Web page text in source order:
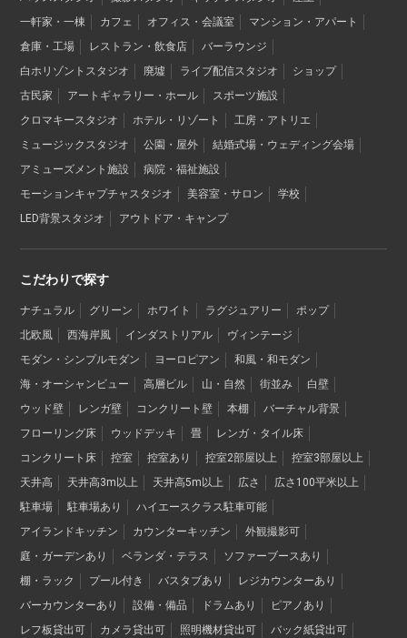
一軒家・一棟
カフェ オフィス・会議室
マンション・アパート
倉庫・工場
レストラン・飲食店
バーラウンジ
白ホリゾントスタジオ
廃墟 ライブ配信スタジオ
ショップ
古民家
アートギャラリー・ホール
スポーツ施設
クロマキースタジオ
ホテル・リゾート
工房・アトリエ
ミュージックスタジオ
公園・屋外
結婚式場・ウェディング会場
アミューズメント施設
病院・福祉施設
モーションキャプチャスタジオ
美容室・サロン
学校
LED背景スタジオ
アウトドア・キャンプ
こだわりで探す
ナチュラル グリーン ホワイト ラグジュアリー
ポップ
北欧風
西海岸風 インダストリアル
ヴィンテージ
モダン・シンプルモダン
ヨーロピアン
和風・和モダン
海・オーシャンビュー
高層ビル 山・自然 街並み
白壁
ウッド壁
レンガ壁 コンクリート壁 本棚
バーチャル背景
フローリング床
ウッドデッキ 畳
レンガ・タイル床
コンクリート床
控室 控室あり 控室2部屋以上
控室3部屋以上
天井高
天井高3m以上 天井高5m以上 広さ
広さ100平米以上
駐車場
駐車場あり
ハイエースクラス駐車可能
アイランドキッチン
カウンターキッチン
外観撮影可
庭・ガーデンあり
ベランダ・テラス
ソファーブースあり
棚・ラック
プール付き バスタブあり
レジカウンターあり
バーカウンターあり
設備・備品 ドラムあり
ピアノあり
レフ板貸出可
カメラ貸出可 照明機材貸出可
バック紙貸出可